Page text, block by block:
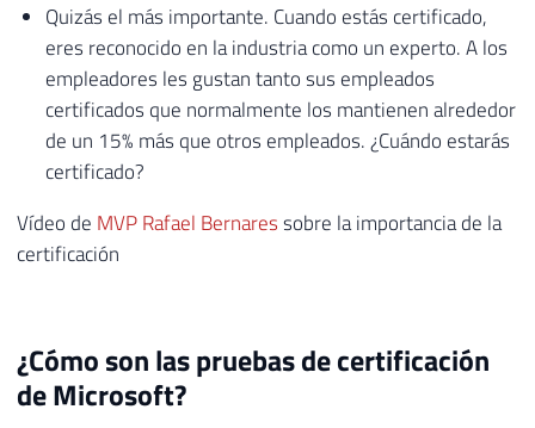
Quizás el más importante. Cuando estás certificado,
eres reconocido en la industria como un experto. A los
empleadores les gustan tanto sus empleados
certificados que normalmente los mantienen alrededor
de un 15% más que otros empleados. ¿Cuándo estarás
certificado?
Vídeo de MVP Rafael Bernaressobre la importancia de la
certificación
¿Cómo son las pruebas de certificación
de Microsoft?